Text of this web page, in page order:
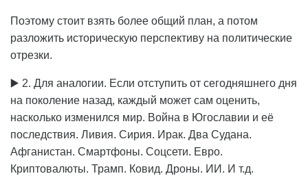
Поэтому стоит взять более общий план, а потом
разложить историческую перспективу на политические
отрезки.
▶️ 2. Для аналогии. Если отступить от сегодняшнего дня
на поколение назад, каждый может сам оценить,
насколько изменился мир. Война в Югославии и её
последствия. Ливия. Сирия. Ирак. Два Судана.
Афганистан. Смартфоны. Соцсети. Евро.
Криптовалюты. Трамп. Ковид. Дроны. ИИ. И т.д.